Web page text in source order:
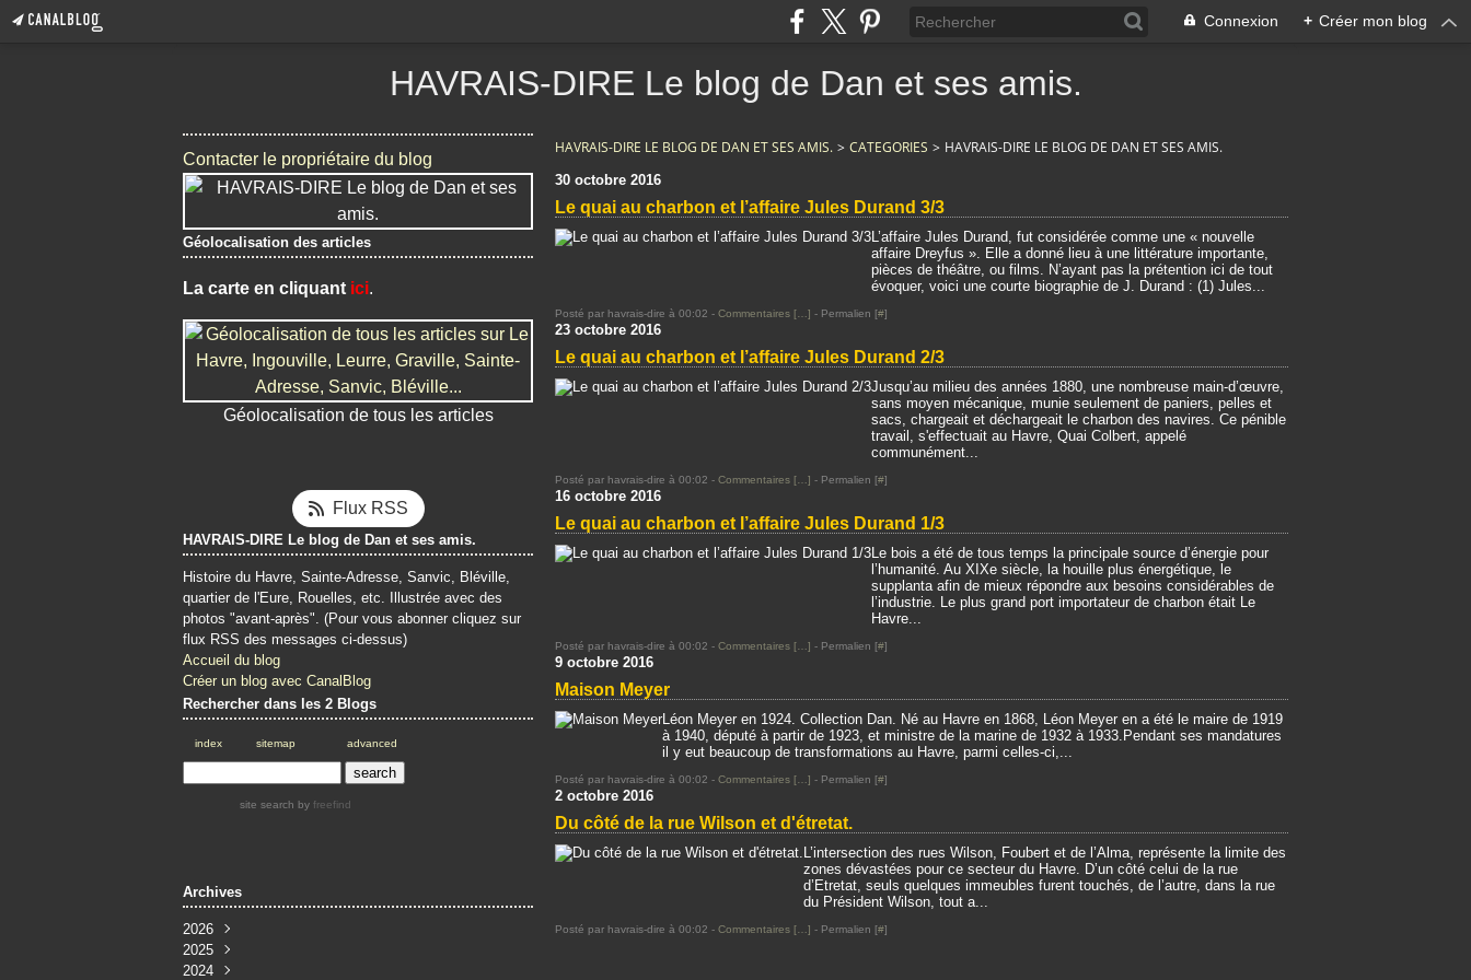
Connexion + Créer mon blog
HAVRAIS-DIRE Le blog de Dan et ses amis.
Contacter le propriétaire du blog
Géolocalisation des articles
La carte en cliquant ici.
Géolocalisation de tous les articles
Flux RSS
HAVRAIS-DIRE Le blog de Dan et ses amis.
Histoire du Havre, Sainte-Adresse, Sanvic, Bléville,
quartier de l'Eure, Rouelles, etc. Illustrée avec des
photos "avant-après". (Pour vous abonner cliquez sur
flux RSS des messages ci-dessus)
Accueil du blog
Créer un blog avec CanalBlog
Rechercher dans les 2 Blogs
index sitemap advanced
site search by freefind
Archives
2026
Juin
Mai(4)
2025
Décembre
2024
HAVRAIS-DIRE LE BLOG DE DAN ET SES AMIS. > CATEGORIES > HAVRAIS-DIRE LE BLOG DE DAN ET SES AMIS.
30 octobre 2016
Le quai au charbon et l’affaire Jules Durand 3/3
L’affaire Jules Durand, fut considérée comme une « nouvelle
affaire Dreyfus ». Elle a donné lieu à une littérature importante,
pièces de théâtre, ou films. N’ayant pas la prétention ici de tout
évoquer, voici une courte biographie de J. Durand : (1) Jules...
Posté par havrais-dire à 00:02 - Commentaires [ ] - Permalien [#]
23 octobre 2016
Le quai au charbon et l’affaire Jules Durand 2/3
Jusqu’au milieu des années 1880, une nombreuse main-d’œuvre,
sans moyen mécanique, munie seulement de paniers, pelles et
sacs, chargeait et déchargeait le charbon des navires. Ce pénible
travail, s'effectuait au Havre, Quai Colbert, appelé
communément...
Posté par havrais-dire à 00:02 - Commentaires [ ] - Permalien [#]
16 octobre 2016
Le quai au charbon et l’affaire Jules Durand 1/3
Le bois a été de tous temps la principale source d’énergie pour
l’humanité. Au XIXe siècle, la houille plus énergétique, le
supplanta afin de mieux répondre aux besoins considérables de
l’industrie. Le plus grand port importateur de charbon était Le
Havre...
Posté par havrais-dire à 00:02 - Commentaires [ ] - Permalien [#]
9 octobre 2016
Maison Meyer
Léon Meyer en 1924. Collection Dan. Né au Havre en 1868, Léon Meyer en a été le maire de 1919
à 1940, député à partir de 1923, et ministre de la marine de 1932 à 1933.Pendant ses mandatures
il y eut beaucoup de transformations au Havre, parmi celles-ci,...
Posté par havrais-dire à 00:02 - Commentaires [ ] - Permalien [#]
2 octobre 2016
Du côté de la rue Wilson et d'étretat.
L’intersection des rues Wilson, Foubert et de l’Alma, représente la limite des
zones dévastées pour ce secteur du Havre. D’un côté celui de la rue
d’Etretat, seuls quelques immeubles furent touchés, de l’autre, dans la rue
du Président Wilson, tout a...
Posté par havrais-dire à 00:02 - Commentaires [ ] - Permalien [#]